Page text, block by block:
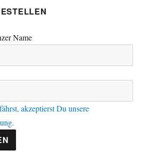
Name
akzeptierst Du unsere